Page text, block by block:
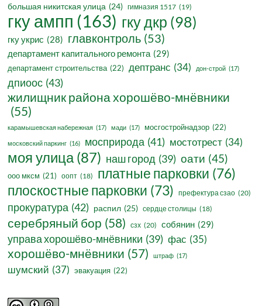
большая никитская улица (24) гимназия 1517 (19)
гку ампп (163) гку дкр (98)
гку укрис (28) главконтроль (53)
департамент капитального ремонта (29)
департамент строительства (22) дептранс (34) дон-строй (17)
дпиоос (43)
жилищник района хорошёво-мнёвники
(55)
карамышевская набережная (17) мади (17) мосгостройнадзор (22)
московский паркинг (16) мосприрода (41) мостотрест (34)
моя улица(87) наш город (39) оати (45)
ооо мксм (21) оопт (18) платные парковки (76)
плоскостные парковки (73) префектура сзао (20)
прокуратура (42) распил (25) сердце столицы (18)
серебряный бор (58) сзх (20) собянин (29)
управа хорошёво-мнёвники (39) фас (35)
хорошёво-мнёвники (57) штраф (17)
шумский (37) эвакуация (22)